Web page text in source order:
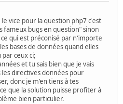
vice pour la question php7 c'est
bugs en question" sinon
qui est préconisé par n'importe
bases de données quand elles
ceux ci;
et tu sais bien que je vais
directives données pour
donc je m'en tiens à tes
que la solution puisse profiter à
bien particulier.